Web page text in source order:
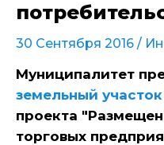
30 Сентября 2016 /
Муниципалитет
земельный участок
проекта
торговых